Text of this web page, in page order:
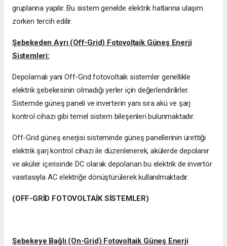
gruplarına yapılır. Bu sistem genelde elektrik hatlarına ulaşım
zorken tercih edilir.
Şebekeden Ayrı (Off-Grid) Fotovoltaik Güneş Enerji
Sistemleri:
Depolamalı yani Off-Grid fotovoltaik sistemler genellikle
elektrik şebekesinin olmadığı yerler için değerlendirilirler.
Sistemde güneş paneli ve inverterin yanı sıra akü ve şarj
kontrol cihazı gibi temel sistem bileşenleri bulunmaktadır.
Off-Grid güneş enerjisi sisteminde güneş panellerinin ürettiği
elektrik şarj kontrol cihazı ile düzenlenerek, akülerde depolanır
ve aküler içerisinde DC olarak depolanan bu elektrik de invertör
vasıtasıyla AC elektriğe dönüştürülerek kullanılmaktadır.
(OFF-GRİD FOTOVOLTAİK SİSTEMLER)
Şebekeye Bağlı (On-Grid) Fotovoltaik Güneş Enerji